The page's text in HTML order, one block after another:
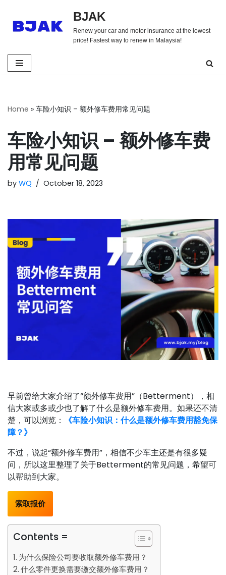
Skip
BJAK
Renew your car and motor insurance at the lowest
price! Fastest way to renew in Malaysia!
Home » 车险小知识 – 额外修车费用常见问题
车险小知识 – 额外修车费
用常见问题
by WQ October 18, 2023
早前曾给大家介绍了“额外修车费用”（Betterment），相
信大家或多或少也了解了什么是额外修车费用。如果还不清
楚，可以浏览：
《车险小知识：什么是额外修车费用豁免保
障？》
不过，说起“额外修车费用”，相信不少车主还是有很多疑
问，所以这里整理了关于Betterment的常见问题，希望可
以帮助到大家。
索取报价
Contents =
为什么保险公司要收取额外修车费用？
什么零件更换需要缴交额外修车费用？